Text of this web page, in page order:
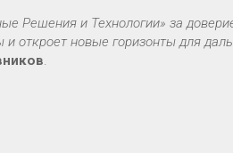
Решения и Технологии» за
откроет новые горизонты для
.